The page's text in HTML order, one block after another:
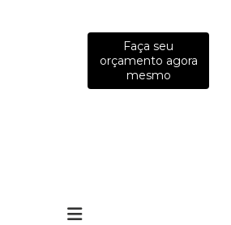
Faça seu
orçamento agora
mesmo